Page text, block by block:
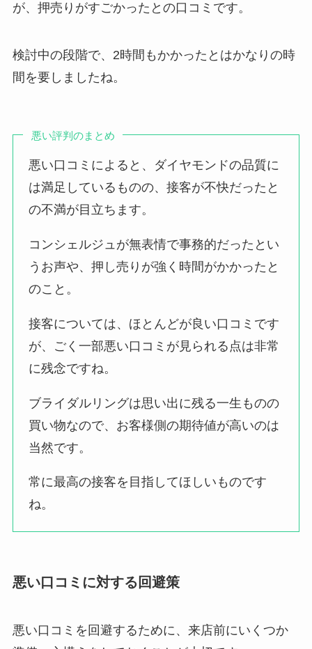
が、押売りがすごかったとの口コミです。
検討中の段階で、2時間もかかったとはかなりの時
間を要しましたね。
悪い評判のまとめ
悪い口コミによると、ダイヤモンドの品質に
は満足しているものの、接客が不快だったと
の不満が目立ちます。
コンシェルジュが無表情で事務的だったとい
うお声や、押し売りが強く時間がかかったと
のこと。
接客については、ほとんどが良い口コミです
が、ごく一部悪い口コミが見られる点は非常
に残念ですね。
ブライダルリングは思い出に残る一生ものの
買い物なので、お客様側の期待値が高いのは
当然です。
常に最高の接客を目指してほしいものです
ね。
悪い口コミに対する回避策
悪い口コミを回避するために、来店前にいくつか